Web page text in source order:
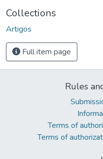
Collections
Artigos
Full item page
Rules
Terms of
Terms of